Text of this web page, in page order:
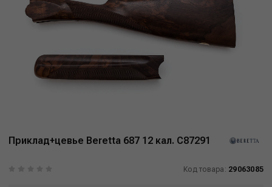
Приклад+цевье Beretta 687 12 кал. C87291
Код товара: 29063085